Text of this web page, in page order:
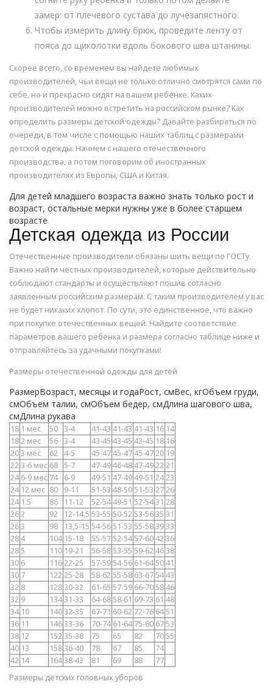
замер: от плечевого сустава до лучезапястного.
Чтобы измерить длину брюк, проведите ленту от
пояса до щиколотки вдоль бокового шва штанины.
Скорее всего, со временем вы найдете любимых
производителей, чьи вещи не только отлично смотрятся сами по
себе, но и прекрасно сидят на вашем ребенке. Каких
производителей можно встретить на российском рынке? Как
определить размеры детской одежды? Давайте разбираться по
очереди, в том числе с помощью наших таблиц с размерами
детской одежды. Начнем с нашего отечественного
производства, а потом поговорим об иностранных
производителях из Европы, США и Китая.
Для детей младшего возраста важно знать только рост и
возраст, остальные мерки нужны уже в более старшем
возрасте
Детская одежда из России
Отечественные производители обязаны шить вещи по ГОСТу.
Важно найти честных производителей, которые действительно
соблюдают стандарты и осуществляют пошив согласно
заявленным российским размерам. С таким производителем у вас
не будет никаких хлопот. По сути, это единственное, что важно
при покупке отечественных вещей. Найдите соответствие
параметров вашего ребенка и размера согласно таблице ниже и
отправляйтесь за удачными покупками!
Размеры отечественной одежды для детей
РазмерВозраст, месяцы и годаРост, смВес, кгОбъем груди,
смОбъем талии, смОбъем бедер, смДлина шагового шва,
смДлина рукава
18 1 мес 50 3-4 41-43 41-43 41-43 16 14
182 мес 56 3-4 43-45 43-45 43-45 18 16
203 мес 62 4-5 45-4745-4745-4720 19
223-6 мес 68 5-7 47-4946-4847-492221
24 6-9 мес 74 6-9 49-51 47-4949-51 2423
24 12 мес 80 9-11 51-53 48-5051-53 2726
24 1.5 86 11-12 52-5449-51 52-5431 28
262 92 12-14,5 53-55 50-5253-5635 31
263 98 13,5-15 54-5651-53 55-583933
284 104 15-18 55-5752-5457-604236
285 110 19-21 56-5853-55 59-624638
30 6 11622-25 57-5954-56 61-645041
30 7 12225-28 58-6255-58 63-675443
32 8 12830-32 61-65 57-59 66-705846
32 9 13431-33 64-6858-61 69-73 61 48
34 10 14032-35 67-71 60-62 72-76 6451
36 11 14633-36 70-74 61-64 75-80 6753
38 12 15235-38 75 65 82 7055
40 13 15836-40 78 67 85
74
42 14 16438-43 81 69 88
77
Размеры детских головных уборов